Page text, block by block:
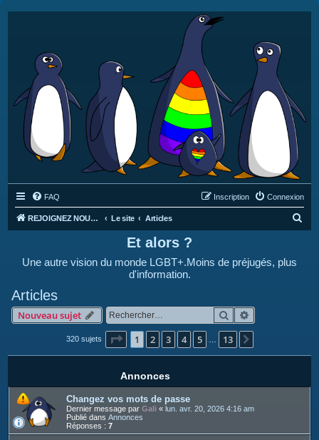
FAQ Connexion
Inscription
REJOIGNEZ NOUS SUR DISCORD : https://discord.gg/4C2Bvub Le site Articles
e
Et alors ?
Une autre vision du monde LGBT+.Moins de préjugés, plus
d'information.
Articles
Nouveau sujet Rechercher
320 sujets Page 1sur13
1 2 3 4 5 13
Annonces
Changez vos mots de passe
Dernier message par Gali « lun. avr. 20, 2026 4:16 am
Publié dans Annonces
Réponses : 7